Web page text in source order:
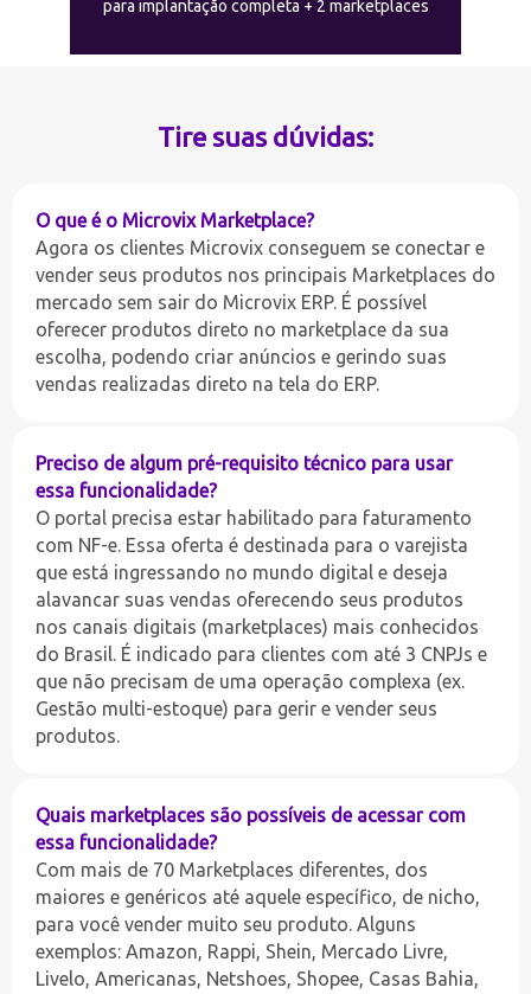
para implantação completa + 2 marketplaces
Tire suas dúvidas:
O que é o Microvix Marketplace?
Agora os clientes Microvix conseguem se conectar e
vender seus produtos nos principais Marketplaces do
mercado sem sair do Microvix ERP. É possível
oferecer produtos direto no marketplace da sua
escolha, podendo criar anúncios e gerindo suas
vendas realizadas direto na tela do ERP.
Preciso de algum pré-requisito técnico para usar
essa funcionalidade?
O portal precisa estar habilitado para faturamento
com NF-e. Essa oferta é destinada para o varejista
que está ingressando no mundo digital e deseja
alavancar suas vendas oferecendo seus produtos
nos canais digitais (marketplaces) mais conhecidos
do Brasil. É indicado para clientes com até 3 CNPJs e
que não precisam de uma operação complexa (ex.
Gestão multi-estoque) para gerir e vender seus
produtos.
Quais marketplaces são possíveis de acessar com
essa funcionalidade?
Com mais de 70 Marketplaces diferentes, dos
maiores e genéricos até aquele específico, de nicho,
para você vender muito seu produto. Alguns
exemplos: Amazon, Rappi, Shein, Mercado Livre,
Livelo, Americanas, Netshoes, Shopee, Casas Bahia,